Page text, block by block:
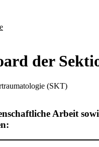
der
(SKT)
Arbeit